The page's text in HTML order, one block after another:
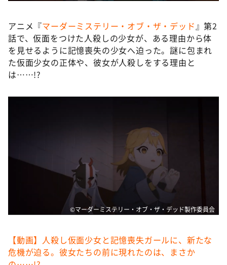
新婚さんいらっしゃい！
ポツンと一軒家
ザキ山小屋本館
ぺこぱのまるスポ
アナ回覧板
アニメ『マーダーミステリー・オブ・ザ・デッド』第2
話で、仮面をつけた人殺しの少女が、ある理由から体
を見せるように記憶喪失の少女へ迫った。謎に包まれ
た仮面少女の正体や、彼女が人殺しをする理由と
は……!?
©マーダーミステリー・オブ・ザ・デッド製作委員会
【動画】人殺し仮面少女と記憶喪失ガールに、新たな
危機が迫る。彼女たちの前に現れたのは、まさか